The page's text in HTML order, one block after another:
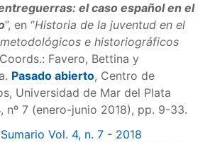
el caso español en el
”, en “Historia de la juventud en el
e historiográficos
Coords.: Favero, Bettina y
Pasado abierto, Centro de
Universidad de Mar del Plata
nº 7 (enero-junio 2018), pp. 9-33.
Vol. 4, n. 7 - 2018